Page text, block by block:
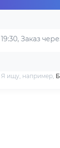
Заказ
Я ищу, например,